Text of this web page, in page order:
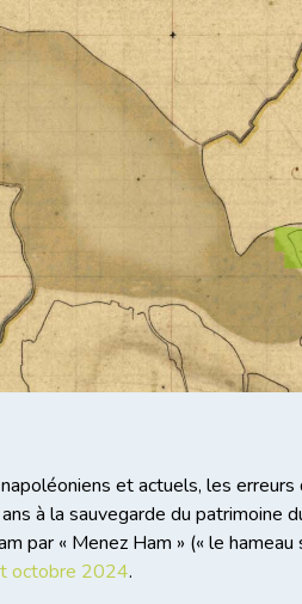
et actuels, les
à la sauvegarde du patrimoine
par « Menez Ham » (« le hameau
octobre 2024.